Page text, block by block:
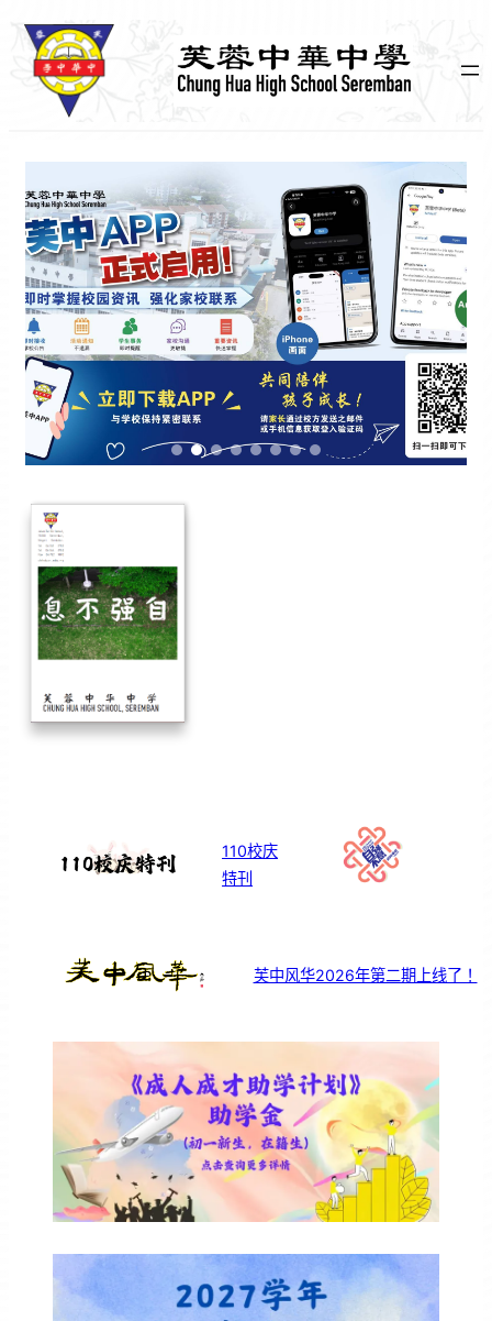
110校庆
特刊
芙中风华2026年第二期上线了！